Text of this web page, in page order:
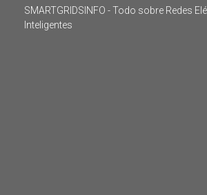
SMARTGRIDSINFO - Todo sobre Redes
Inteligentes